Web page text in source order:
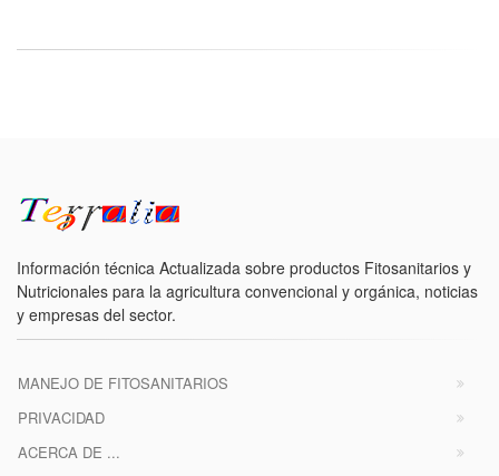
Información técnica Actualizada sobre productos Fitosanitarios y
Nutricionales para la agricultura convencional y orgánica, noticias
y empresas del sector.
MANEJO DE FITOSANITARIOS
PRIVACIDAD
ACERCA DE ...